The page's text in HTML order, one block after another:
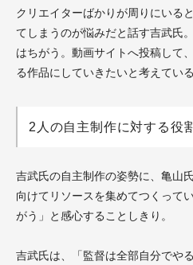
クリエイターばかりが周りにいる
てしまうのが悩みだと話す吉武氏
はちがう。動画サイトへ投稿して
る作品にしていきたいと考えてい
2人の自主制作に対する役
吉武氏の自主制作の姿勢に、亀山
向けてリソースを集めてつくって
がう」と感心することしきり。
吉武氏は、「監督は全部自分でや